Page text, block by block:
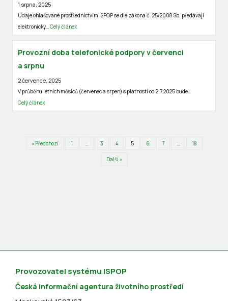
1 srpna, 2025
Údaje ohlašované prostřednictvím ISPOP se dle zákona č. 25/2008 Sb. předávají
elektronicky…Celý článek
Provozní doba telefonické podpory v červenci
a srpnu
2 července, 2025
V průběhu letních měsíců (červenec a srpen) s platností od 2.7.2025 bude…
Celý článek
« Předchozí 1 … 3 4 5 6 7 … 18
Další »
Provozovatel systému ISPOP
Česká informační agentura životního prostředí